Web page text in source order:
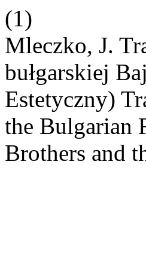
(1)
Mleczko, J.
bułgarskiej
Estetyczny)
the Bulgarian
Brothers and